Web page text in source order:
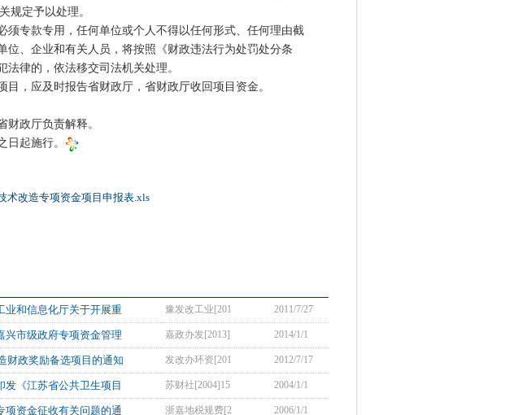
规定予以处理。
款专用，任何单位或个人不得以任何形式、任何理由截
位、企业和有关人员，将按照《财政违法行为处罚处分条
律的，依法移交司法机关处理。
应及时报告省财政厅，省财政厅收回项目资金。
政厅负责解释。
起施行。
术改造专项资金项目申报表.xls
业和信息化厅关于开展重 豫发改工业[201 2011/7/27
兴市级政府专项资金管理 嘉政办发[2013] 2014/1/1
财政奖励备选项目的通知 发改办环资[201 2012/7/17
《江苏省公共卫生项目 苏财社[2004]15 2004/1/1
项资金征收有关问题的通 浙嘉地税规费[2 2006/1/1